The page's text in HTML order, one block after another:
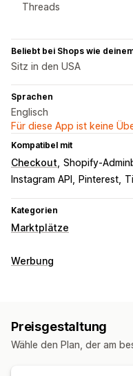
Threads
Beliebt bei Shops wie
Sitz in den USA
Sprachen
Englisch
Für diese App ist keine
Kompatibel mit
Checkout Shopify-
Instagram API
Pinterest
Kategorien
Marktplätze
Angebotsmanagement
Bestellverwaltung
Werbung
Kampagnenmanagement
Preisgestaltung
Wähle den Plan, der am